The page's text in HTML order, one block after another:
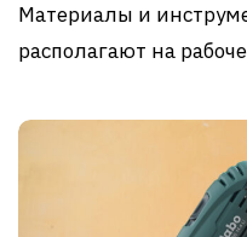
Материалы и
располагают на